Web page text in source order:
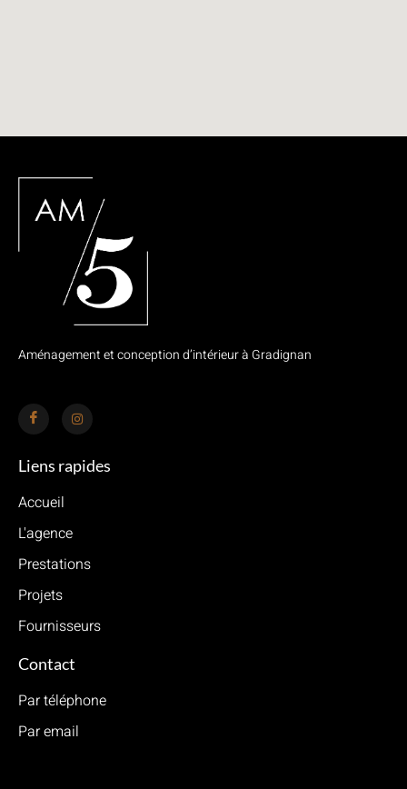
Aménagement et conception d’intérieur à Gradignan
Liens rapides
Accueil
L'agence
Prestations
Projets
Fournisseurs
Contact
Par téléphone
Par email